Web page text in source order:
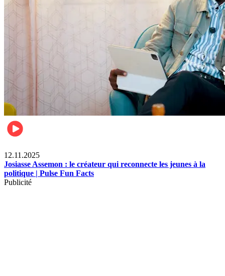
12.11.2025
Josiasse Assemon : le créateur qui reconnecte les jeunes à la
politique | Pulse Fun Facts
Publicité